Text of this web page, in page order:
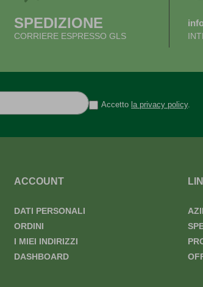
SPEDIZIONE
CORRIERE ESPRESSO GLS
Accetto la privacy policy.
ACCOUNT
DATI PERSONALI
ORDINI
I MIEI INDIRIZZI
DASHBOARD